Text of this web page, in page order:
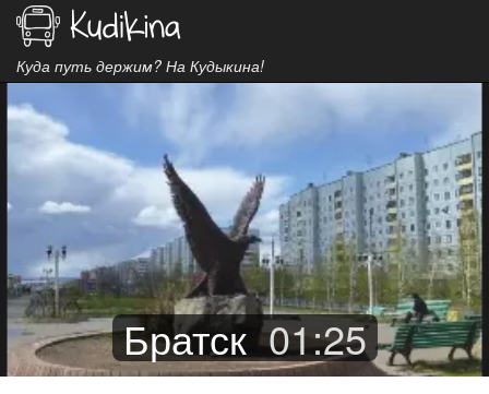
Куда путь держим? На Кудыкина!
Братск 01:25